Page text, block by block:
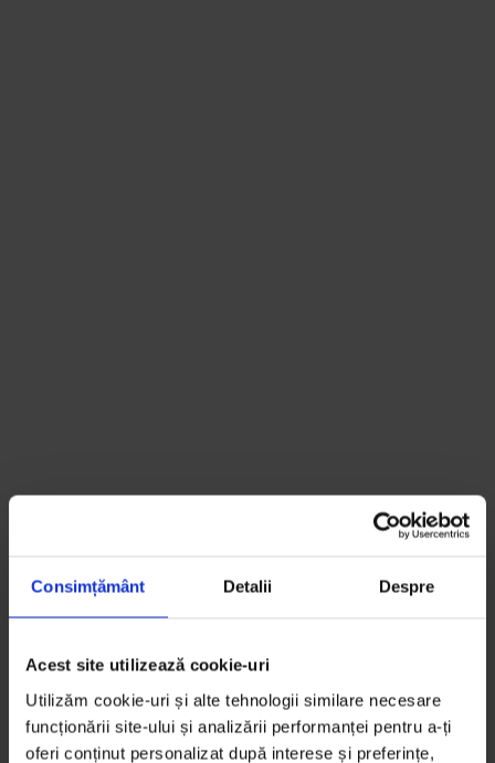
Consimțământ Detalii Despre
Acest site utilizează cookie-uri
Utilizăm cookie-uri și alte tehnologii similare necesare
funcționării site-ului și analizării performanței pentru a-ți
oferi conținut personalizat după interese și preferințe,